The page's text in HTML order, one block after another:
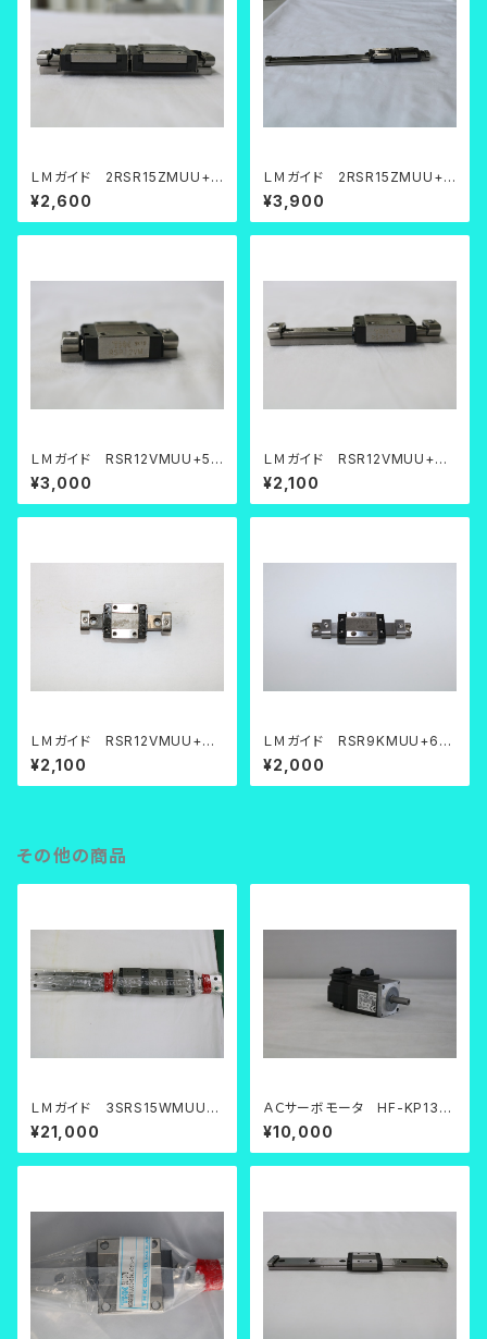
ＬＭガイド 2RSR15ZMUU+11
0LM
¥2,600
ＬＭガイド 2RSR15ZMUU+2
70L
¥3,900
ＬＭガイド RSR12VMUU+50
LM
¥3,000
ＬＭガイド RSR12VMUU+95
LM
¥2,100
ＬＭガイド RSR12VMUU+70
LM
¥2,100
ＬＭガイド RSR9KMUU+65L
M
¥2,000
その他の商品
ＬＭガイド 3SRS15WMUU+
870LPM
¥21,000
ＡＣサーボモータ HF-KP13
【中古品】
¥10,000